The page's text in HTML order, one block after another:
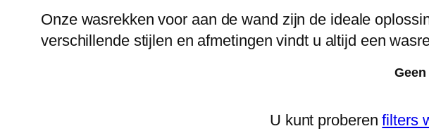
Onze wasrekken voor aan de wand zijn de ideale
verschillende stijlen en afmetingen vindt u altijd een
U kunt proberenfilters